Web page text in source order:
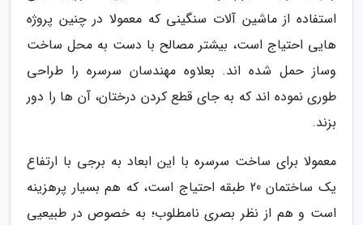
استفاده از ماشین آلات سنگینی که معمولا در چنین پروژه
هایی احتیاج است، بیشتر مصالح با دست به محل ساخت
وساز حمل شده اند. بعلاوه مهندسان سرسره را طراحی
طوری نموده اند که به جای قطع کردن درختان، آن ها را دور
بزند.
معمولا برای ساخت سرسره با این ابعاد به برجی با ارتفاع
یک ساختمان 20 طبقه احتیاج است، که هم بسیار پرهزینه
است و هم از نظر بصری نامطلوب؛ به خصوص در طبیعیی